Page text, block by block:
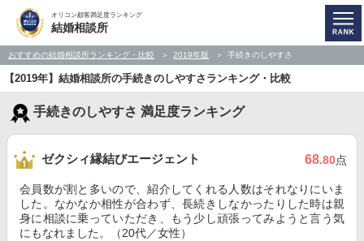
オリコン顧客満足度ランキング
結婚相談所
おすすめの結婚相談所ランキング・比較 2019年版 手続きのしやすさ
【2019年】結婚相談所の手続きのしやすさランキング・比較
手続きのしやすさ 満足度ランキング
ゼクシィ縁結びエージェント 68.80点
会員数が割と多いので、紹介してくれる人数はそれなりにいま
した。なかなか相性が合わず、長続きしなかったりした時は親
身に相談に乗っていただき、もう少し頑張ってみようと言う気
にもなれました。（20代／女性）